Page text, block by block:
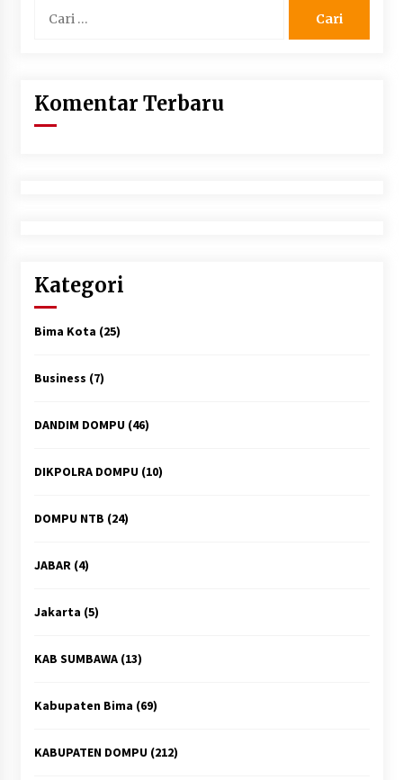
untuk:
Komentar Terbaru
Kategori
Bima Kota (25)
Business (7)
DANDIM DOMPU(46)
DIKPOLRA DOMPU(10)
DOMPU NTB (24)
JABAR(4)
Jakarta (5)
KAB SUMBAWA(13)
Kabupaten Bima (69)
KABUPATEN DOMPU(212)